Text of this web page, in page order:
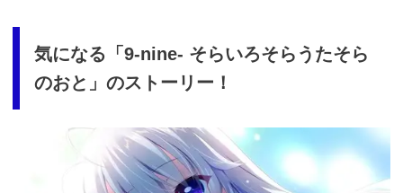
気になる「9-nine- そらいろそらうたそら
のおと」のストーリー！